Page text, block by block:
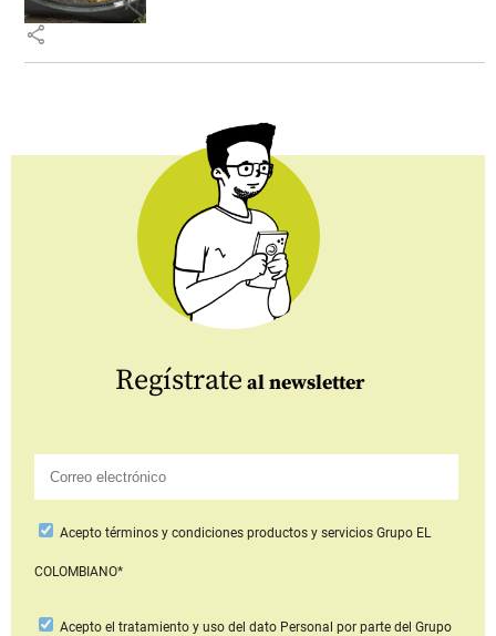
share
Regístrate al newsletter
Aceptotérminos y condiciones productos y serviciosGrupo EL
COLOMBIANO*
Acepto el tratamiento y uso del dato Personal por parte del Grupo